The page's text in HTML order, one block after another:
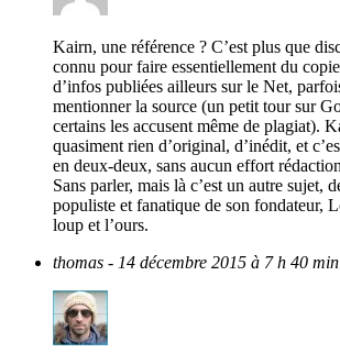
Kairn, une référence ? C’est plus que
connu pour faire essentiellement du
d’infos publiées ailleurs sur le Net,
mentionner la source (un petit tour sur
certains les accusent même de plagiat).
quasiment rien d’original, d’inédit, et
en deux-deux, sans aucun effort
Sans parler, mais là c’est un autre sujet,
populiste et fanatique de son fondateur,
loup et l’ours.
thomas - 14 décembre 2015 à 7 h 40 min